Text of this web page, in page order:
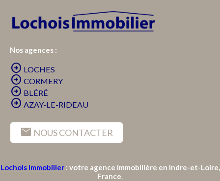
Nos agences :
arrow_circle_right LOCHES
arrow_circle_right CORMERY
arrow_circle_right BLÉRÉ
arrow_circle_right AZAY-LE-RIDEAU
mail NOUS CONTACTER
Lochois Immobilier: votre agence immobilière en Indre-et-Loire,
France.